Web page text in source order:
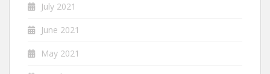
July 2021
June 2021
May 2021